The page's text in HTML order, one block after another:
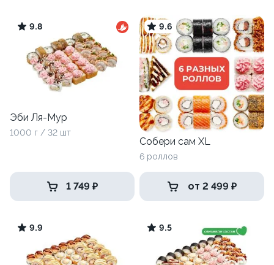
9.8
Эби Ля-Мур
1000 г / 32 шт
1 749 ₽
9.6
Собери сам XL
6 роллов
от 2 499 ₽
9.9 9.5